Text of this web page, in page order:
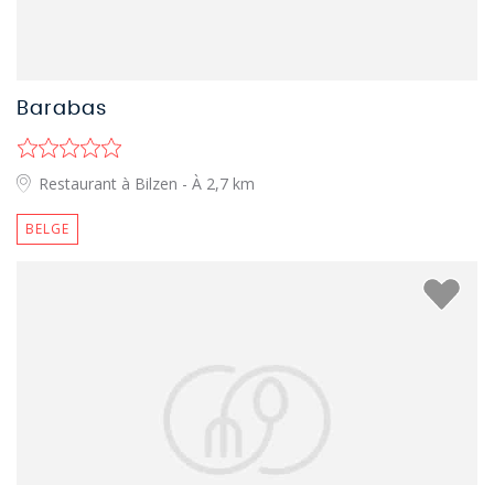
Barabas
Restaurant à Bilzen - À 2,7 km
BELGE